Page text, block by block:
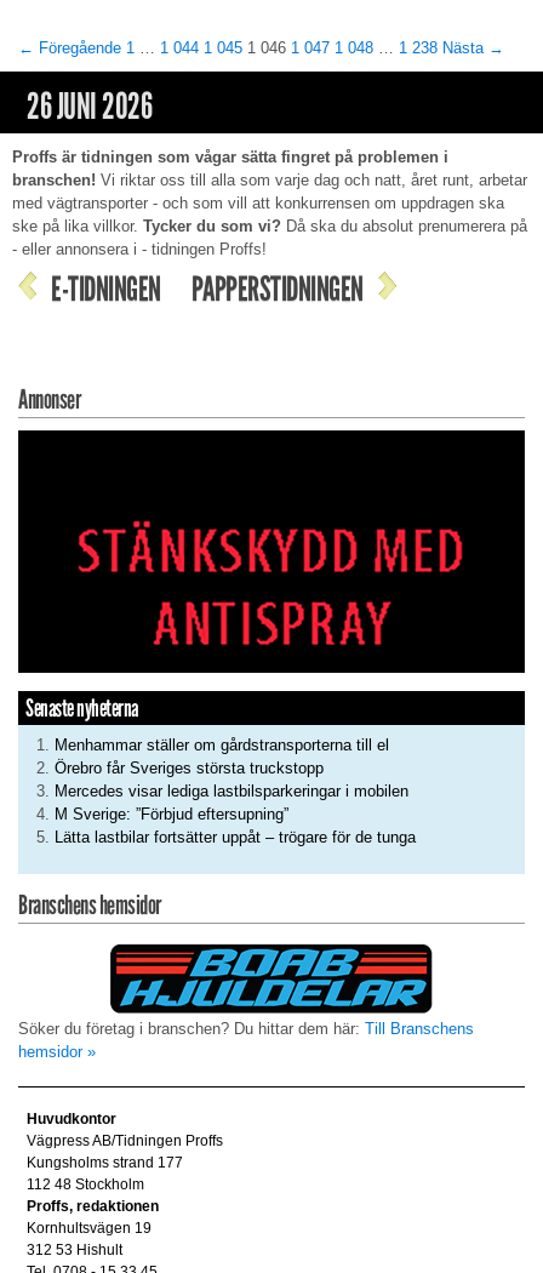
← Föregående 1 1 044 1 045 1 046 1 047 1 048 1 238 Nästa →
26 JUNI 2026
Proffs är tidningen som vågar sätta fingret på problemen i
branschen! Vi riktar oss till alla som varje dag och natt, året runt, arbetar
med vägtransporter - och som vill att konkurrensen om uppdragen ska
ske på lika villkor. Tycker du som vi? Då ska du absolut prenumerera på
- eller annonsera i - tidningen Proffs!
E-TIDNINGEN PAPPERSTIDNINGEN
Annonser
Senaste nyheterna
Menhammar ställer om gårdstransporterna till el
Örebro får Sveriges största truckstopp
Mercedes visar lediga lastbilsparkeringar i mobilen
M Sverige: ”Förbjud eftersupning”
Lätta lastbilar fortsätter uppåt – trögare för de tunga
Branschens hemsidor
Söker du företag i branschen? Du hittar dem här: Till Branschens
hemsidor »
Huvudkontor
Vägpress AB/Tidningen Proffs
Kungsholms strand 177
112 48 Stockholm
Proffs, redaktionen
Kornhultsvägen 19
312 53 Hishult